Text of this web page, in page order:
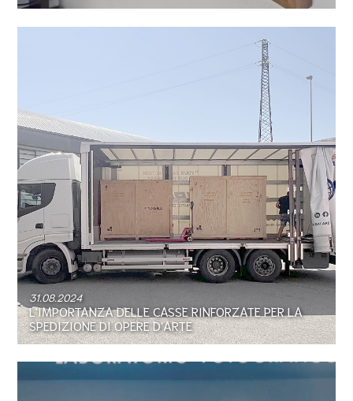
31.08.2024
L'IMPORTANZA DELLE CASSE RINFORZATE PER LA
SPEDIZIONE DI OPERE D'ARTE